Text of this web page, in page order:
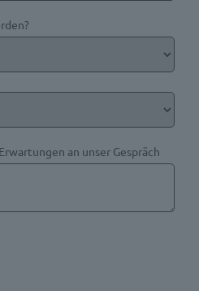
an unser Gespräch